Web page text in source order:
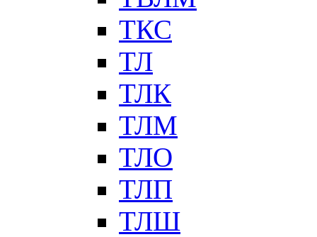
ТКС
ТЛ
ТЛК
ТЛМ
ТЛО
ТЛП
ТЛШ